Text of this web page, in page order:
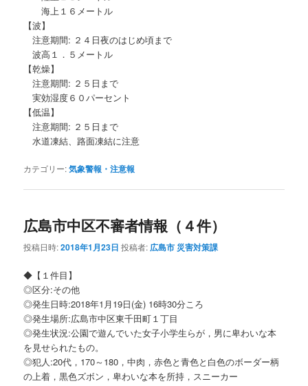
海上１６メートル
【波】
注意期間: ２４日夜のはじめ頃まで
波高１．５メートル
【乾燥】
注意期間: ２５日まで
実効湿度６０パーセント
【低温】
注意期間: ２５日まで
水道凍結、路面凍結に注意
カテゴリー:気象警報・注意報
広島市中区不審者情報（４件）
投稿日時:2018年1月23日 投稿者: 広島市 災害対策課
◆【１件目】
◎区分:その他
◎発生日時:2018年1月19日(金) 16時30分ころ
◎発生場所:広島市中区東千田町１丁目
◎発生状況:公園で遊んでいた女子小学生らが，男に卑わいな本
を見せられたもの。
◎犯人:20代，170～180，中肉，赤色と青色と白色のボーダー柄
の上着，黒色ズボン，卑わいな本を所持，スニーカー